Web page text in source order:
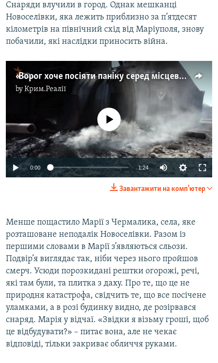
Снаряди влучили в город. Однак мешканці
Новоселівки, яка лежить приблизно за п’ятдесят
кілометрів на північний схід від Маріуполя, знову
побачили, які наслідки приносить війна.
«Ворог хоче посіяти паніку серед місцевого населення» – «Фрейд» про обстріл Чермалика (відео)
byКрим.Реалії
No media source currently available
0:00 1:24
Завантажити на комп'ютер
Менше пощастило Марії з Чермалика, села, яке
розташоване неподалік Новоселівки. Разом із
першими словами в Марії з’являються сльози.
Подвір’я виглядає так, ніби через нього пройшов
смерч. Усюди порозкидані рештки огорожі, речі,
які там були, та плитка з даху. Про те, що це не
природня катастрофа, свідчить те, що все посічене
уламками, а в розі будинку видно, де розірвався
снаряд. Марія у відчаї. «Звідки я візьму гроші, щоб
це відбудувати?» – питає вона, але не чекає
відповіді, тільки закриває обличчя руками.